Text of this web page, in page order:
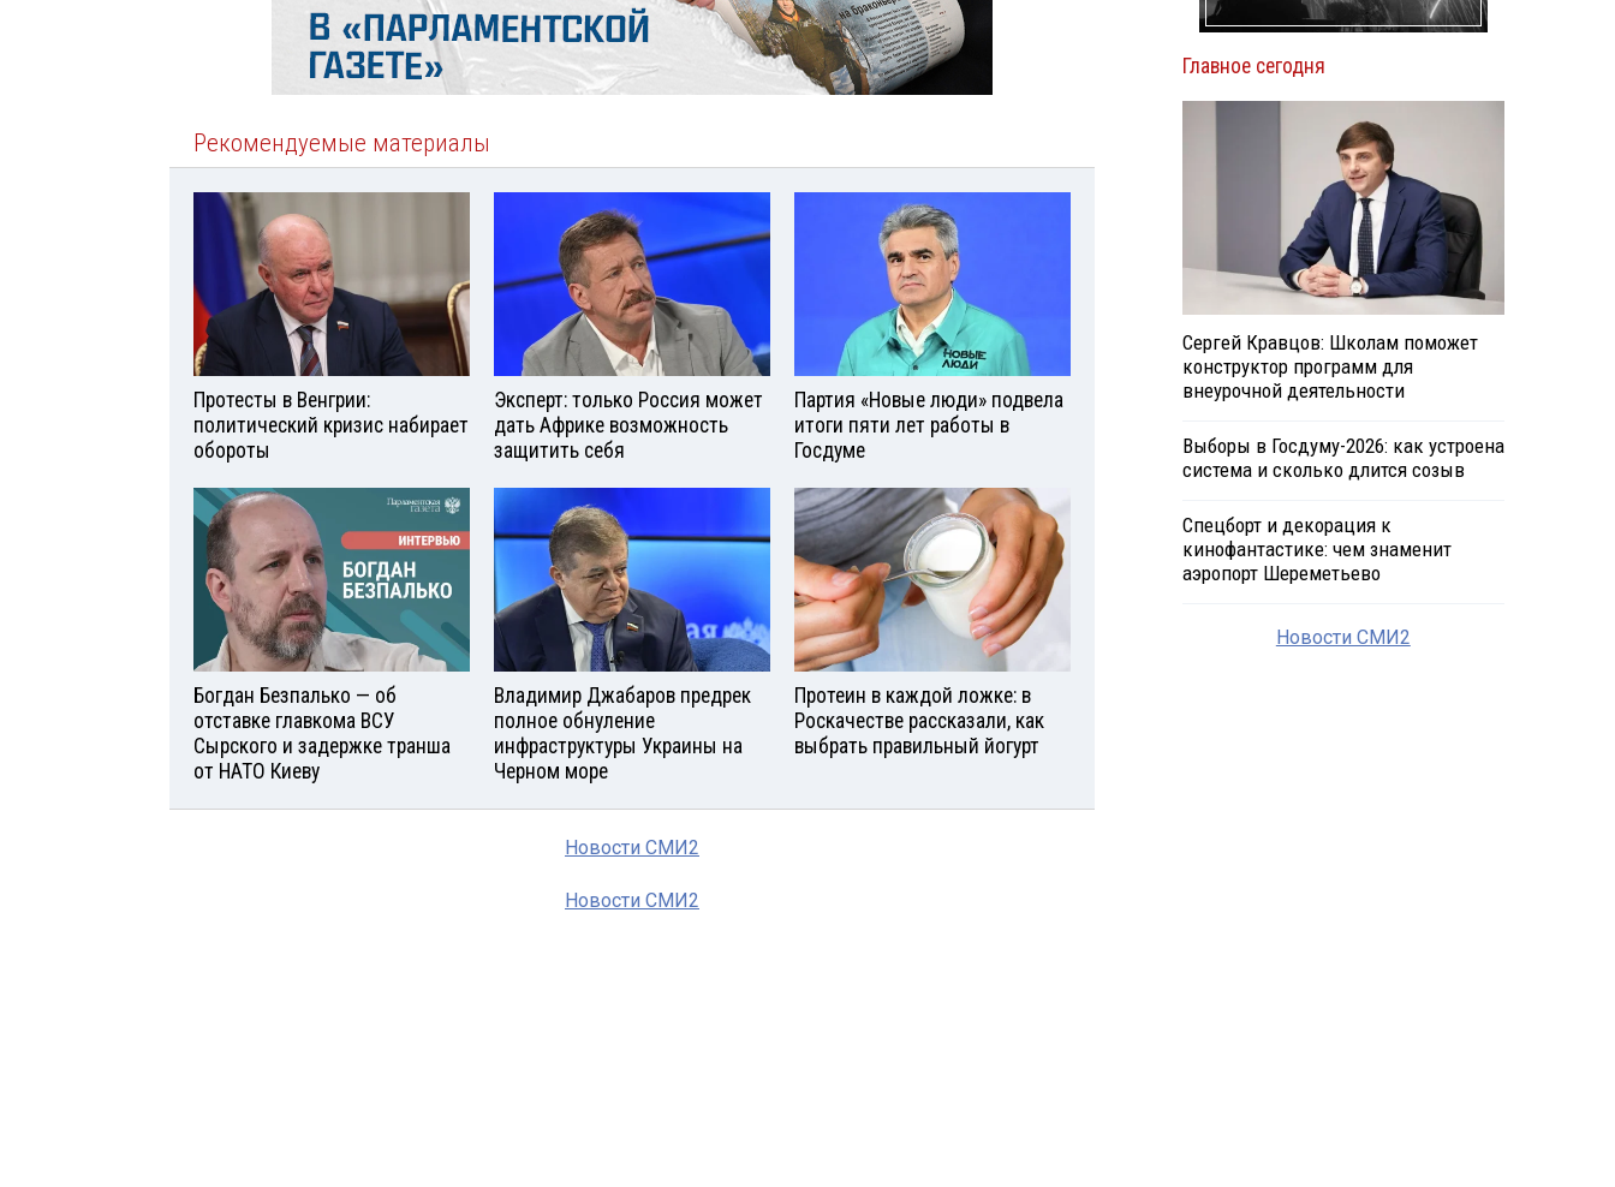
Рекомендуемые материалы
Протесты в Венгрии:
политический кризис набирает
обороты
Эксперт: только Россия может
дать Африке возможность
защитить себя
Партия «Новые люди» подвела
итоги пяти лет работы в
Госдуме
Богдан Безпалько — об
отставке главкома ВСУ
Сырского и задержке транша
от НАТО Киеву
Владимир Джабаров предрек
полное обнуление
инфраструктуры Украины на
Черном море
Протеин в каждой ложке: в
Роскачестве рассказали, как
выбрать правильный йогурт
Новости СМИ2
Новости СМИ2
Главное сегодня
Сергей Кравцов: Школам поможет
конструктор программ для
внеурочной деятельности
Выборы в Госдуму-2026: как устроена
система и сколько длится созыв
Спецборт и декорация к
кинофантастике: чем знаменит
аэропорт Шереметьево
Новости СМИ2